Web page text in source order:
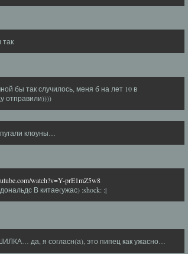
бы так случилось, меня б на лет 10 в
отправили))))
клоуны…
watch?v=Y-prE1mZ5w8
В китае(ужас) :shock: :|
да, я согласн(а), это пипец как ужасно…